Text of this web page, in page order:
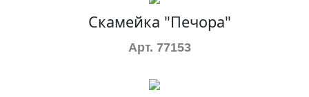
Скамейка "Печора"
Арт. 77153